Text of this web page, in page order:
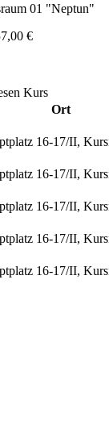
01 "Neptun"
€
Kurs
Ort
16-17/II,
16-17/II,
16-17/II,
16-17/II,
16-17/II,